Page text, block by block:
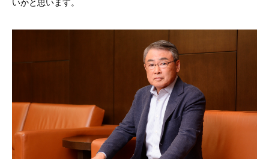
いかと思います。